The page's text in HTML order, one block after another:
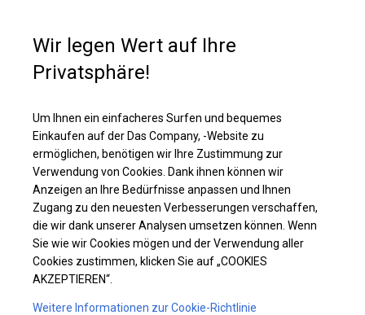
Solides Partyzelt | 4x10 m
Wir legen Wert auf Ihre
Privatsphäre!
Um Ihnen ein einfacheres Surfen und bequemes
Einkaufen auf der Das Company, -Website zu
ermöglichen, benötigen wir Ihre Zustimmung zur
Verwendung von Cookies. Dank ihnen können wir
Anzeigen an Ihre Bedürfnisse anpassen und Ihnen
Zugang zu den neuesten Verbesserungen verschaffen,
die wir dank unserer Analysen umsetzen können. Wenn
Sie wie wir Cookies mögen und der Verwendung aller
Cookies zustimmen, klicken Sie auf „COOKIES
AKZEPTIEREN“.
Weitere Informationen zur Cookie-Richtlinie